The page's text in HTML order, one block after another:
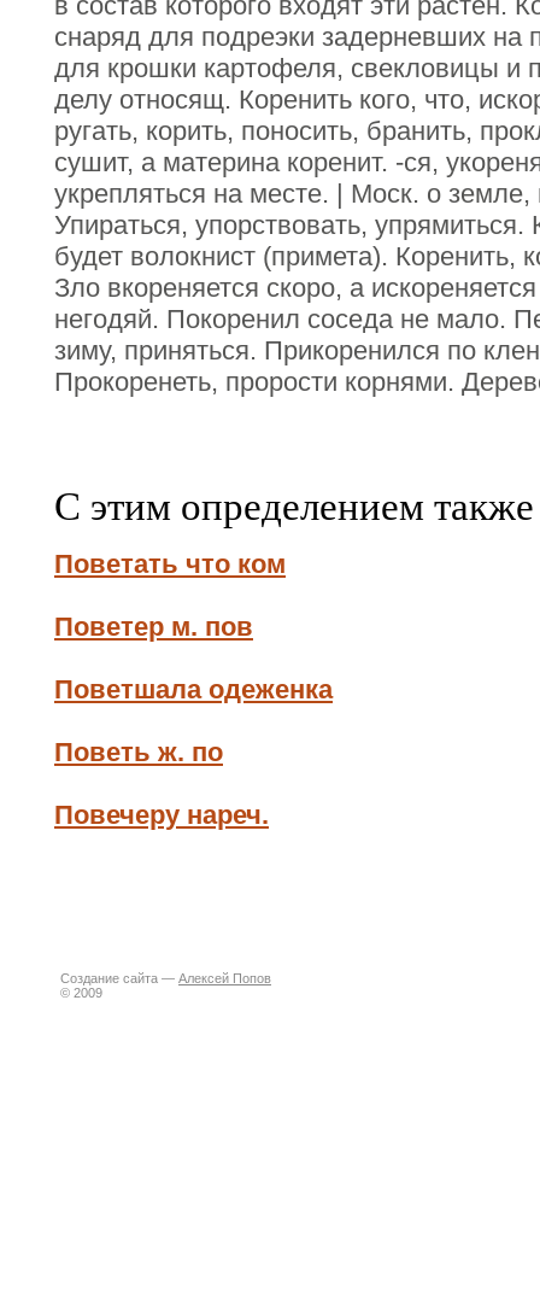
снаряд для подреэки задерневших на
для крошки картофеля, свекловицы и
делу относящ. Коренить кого, что,
ругать, корить, поносить, бранить,
сушит, а материна коренит. -ся,
укрепляться на месте. | Моск. о
Упираться, упорствовать,
будет волокнист (примета). Коренить,
Зло вкореняется скоро, а
негодяй. Покоренил соседа не мало.
зиму, приняться. Прикоренился по
Прокоренеть, прорости корнями.
С этим определением
Поветать что ком
Поветер м. пов
Поветшала одеженка
Поветь ж. по
Повечеру нареч.
Создание сайта — Алексей Попов
© 2009